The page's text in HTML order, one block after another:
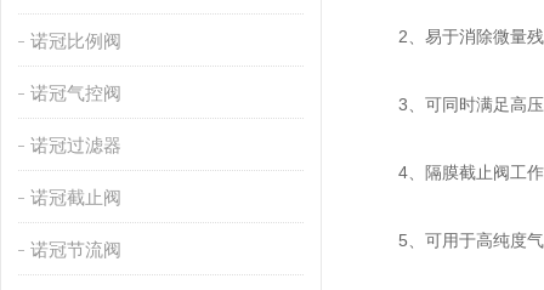
诺冠比例阀
诺冠气控阀
诺冠过滤器
诺冠截止阀
诺冠节流阀
2、易于消除微量残
3、可同时满足高压
4、隔膜截止阀工作
5、可用于高纯度气